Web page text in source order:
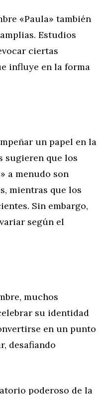
«Paula» también
Estudios
ciertas
influye en la forma
un papel en la
sugieren que los
a menudo son
mientras que los
Sin embargo,
según el
muchos
su identidad
en un punto
desafiando
poderoso de la